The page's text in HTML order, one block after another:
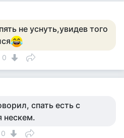
не уснуть,увидев того
0
спать есть с
нескем.
0